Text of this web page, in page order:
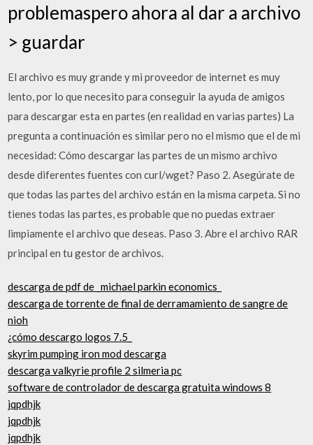
problemaspero ahora al dar a archivo
> guardar
El archivo es muy grande y mi proveedor de internet es muy
lento, por lo que necesito para conseguir la ayuda de amigos
para descargar esta en partes (en realidad en varias partes) La
pregunta a continuación es similar pero no el mismo que el de mi
necesidad: Cómo descargar las partes de un mismo archivo
desde diferentes fuentes con curl/wget? Paso 2. Asegúrate de
que todas las partes del archivo están en la misma carpeta. Si no
tienes todas las partes, es probable que no puedas extraer
limpiamente el archivo que deseas. Paso 3. Abre el archivo RAR
principal en tu gestor de archivos.
descarga de pdf de _michael parkin economics_
descarga de torrente de final de derramamiento de sangre de
nioh
¿cómo descargo logos 7.5_
skyrim pumping iron mod descarga
descarga valkyrie profile 2 silmeria pc
software de controlador de descarga gratuita windows 8
jqpdhjk
jqpdhjk
jqpdhjk